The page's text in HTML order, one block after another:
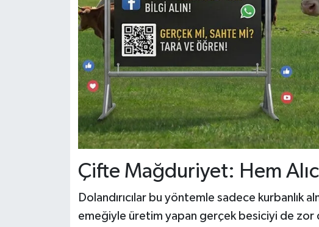
Çifte Mağduriyet: Hem
Dolandırıcılar bu yöntemle sadece kurbanlık
emeğiyle üretim yapan gerçek besiciyi de zor